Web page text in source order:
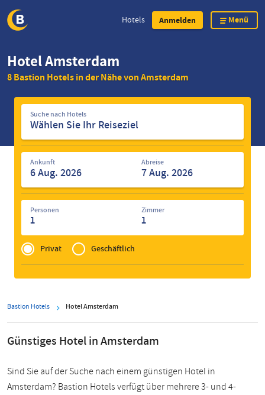
zum
Inhalt
Hotels Anmelden Menü
Hotel Amsterdam
8 Bastion Hotels in der Nähe von Amsterdam
Suche
nach
Hotels
Suche nach Hotels
Ankunft Abreise
Personen
1
Zimmer
1
Privé
of
Zakelijk
Privat Geschäftlich
Bastion Hotels Hotel Amsterdam
Günstiges Hotel in Amsterdam
Sind Sie auf der Suche nach einem günstigen Hotel in
Amsterdam? Bastion Hotels verfügt über mehrere 3- und 4-